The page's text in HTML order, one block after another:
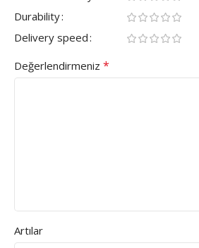
Durability
Delivery speed
Değerlendirmeniz *
Artılar